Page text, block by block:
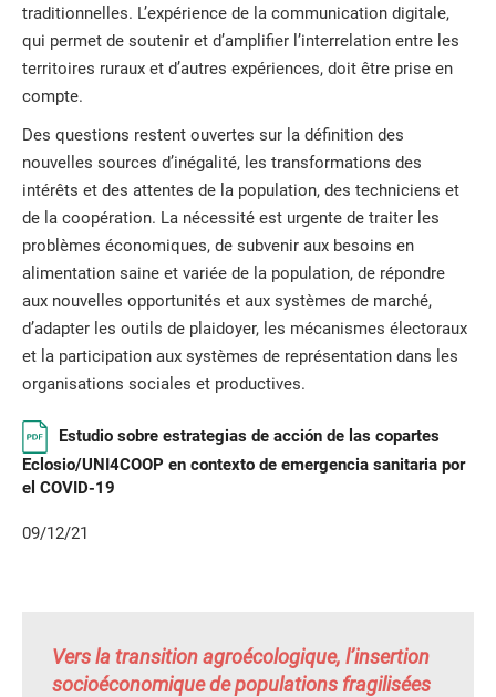
traditionnelles. L’expérience de la communication digitale,
qui permet de soutenir et d’amplifier l’interrelation entre les
territoires ruraux et d’autres expériences, doit être prise en
compte.
Des questions restent ouvertes sur la définition des
nouvelles sources d’inégalité, les transformations des
intérêts et des attentes de la population, des techniciens et
de la coopération. La nécessité est urgente de traiter les
problèmes économiques, de subvenir aux besoins en
alimentation saine et variée de la population, de répondre
aux nouvelles opportunités et aux systèmes de marché,
d’adapter les outils de plaidoyer, les mécanismes électoraux
et la participation aux systèmes de représentation dans les
organisations sociales et productives.
Estudio sobre estrategias de acción de las copartes
Eclosio/UNI4COOP en contexto de emergencia sanitaria por
el COVID-19
09/12/21
Vers la transition agroécologique, l’insertion
socioéconomique de populations fragilisées